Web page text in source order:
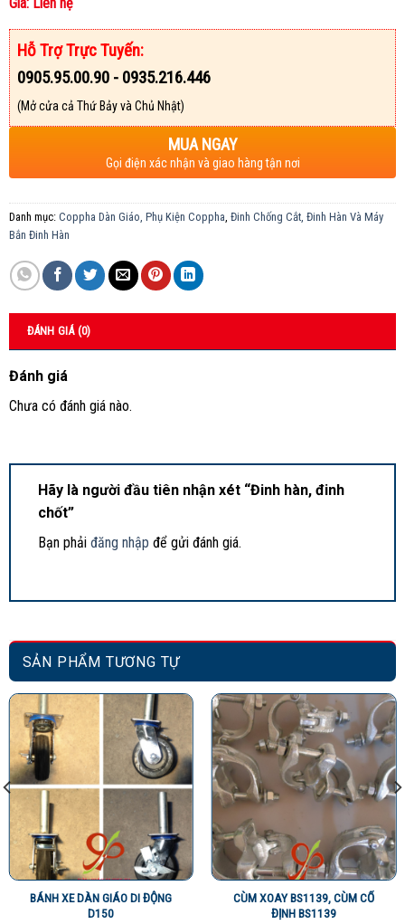
Hỗ Trợ Trực Tuyến:
0905.95.00.90 - 0935.216.446
(Mở cửa cả Thứ Bảy và Chủ Nhật)
MUA NGAY
Gọi điện xác nhận và giao hàng tận nơi
Danh mục: Coppha Dàn Giáo, Phụ Kiện Coppha, Đinh Chống Cắt, Đinh Hàn Và Máy
Bắn Đinh Hàn
ĐÁNH GIÁ (0)
Đánh giá
Chưa có đánh giá nào.
Hãy là người đầu tiên nhận xét “Đinh hàn, đinh
chốt”
Bạn phải đăng nhập để gửi đánh giá.
SẢN PHẨM TƯƠNG TỰ
BÁNH XE DÀN GIÁO DI ĐỘNG
D150
CÙM XOAY BS1139, CÙM CỐ
ĐỊNH BS1139